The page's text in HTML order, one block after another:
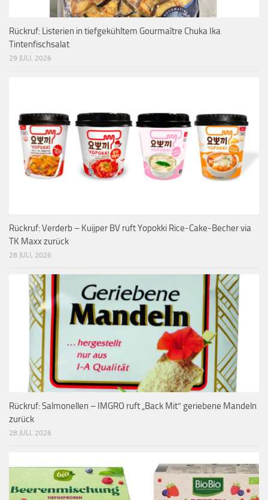
Rückruf: Listerien in tiefgekühltem Gourmaître Chuka Ika
Tintenfischsalat
29 JULI, 2026
Rückruf: Verderb – Kuijper BV ruft Yopokki Rice-Cake-Becher via
TK Maxx zurück
28 JULI, 2026
Rückruf: Salmonellen – IMGRO ruft „Back Mit“ geriebene Mandeln
zurück
28 JULI, 2026